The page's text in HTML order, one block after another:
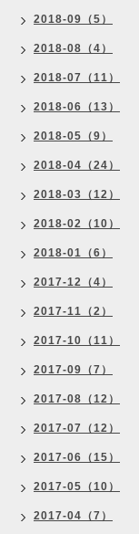
2018-09（5）
2018-08（4）
2018-07（11）
2018-06（13）
2018-05（9）
2018-04（24）
2018-03（12）
2018-02（10）
2018-01（6）
2017-12（4）
2017-11（2）
2017-10（11）
2017-09（7）
2017-08（12）
2017-07（12）
2017-06（15）
2017-05（10）
2017-04（7）